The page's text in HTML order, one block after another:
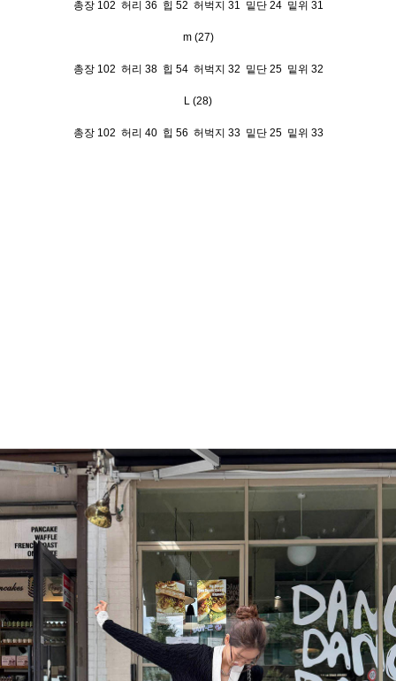
총장 102 허리 36 힙 52 허벅지 31 밑단 24 밑위 31
m (27)
총장 102 허리 38 힙 54 허벅지 32 밑단 25 밑위 32
L (28)
총장 102 허리 40 힙 56 허벅지 33 밑단 25 밑위 33